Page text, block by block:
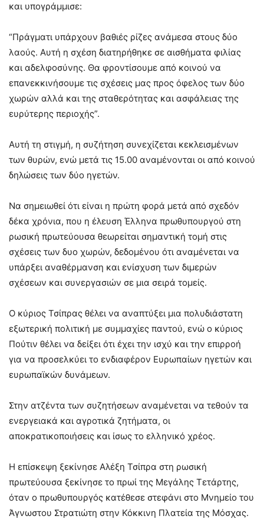
και υπογράμμισε:
“Πράγματι υπάρχουν βαθιές ρίζες ανάμεσα στους δύο
λαούς. Αυτή η σχέση διατηρήθηκε σε αισθήματα φιλίας
και αδελφοσύνης. Θα φροντίσουμε από κοινού να
επανεκκινήσουμε τις σχέσεις μας προς όφελος των δύο
χωρών αλλά και της σταθερότητας και ασφάλειας της
ευρύτερης περιοχής”.
Αυτή τη στιγμή, η συζήτηση συνεχίζεται κεκλεισμένων
των θυρών, ενώ μετά τις 15.00 αναμένονται οι από κοινού
δηλώσεις των δύο ηγετών.
Να σημειωθεί ότι είναι η πρώτη φορά μετά από σχεδόν
δέκα χρόνια, που η έλευση Έλληνα πρωθυπουργού στη
ρωσική πρωτεύουσα θεωρείται σημαντική τομή στις
σχέσεις των δυο χωρών, δεδομένου ότι αναμένεται να
υπάρξει αναθέρμανση και ενίσχυση των διμερών
σχέσεων και συνεργασιών σε μια σειρά τομείς.
Ο κύριος Τσίπρας θέλει να αναπτύξει μια πολυδιάστατη
εξωτερική πολιτική με συμμαχίες παντού, ενώ ο κύριος
Πούτιν θέλει να δείξει ότι έχει την ισχύ και την επιρροή
για να προσελκύει το ενδιαφέρον Ευρωπαίων ηγετών και
ευρωπαϊκών δυνάμεων.
Στην ατζέντα των συζητήσεων αναμένεται να τεθούν τα
ενεργειακά και αγροτικά ζητήματα, οι
αποκρατικοποιήσεις και ίσως το ελληνικό χρέος.
Η επίσκεψη ξεκίνησε Αλέξη Τσίπρα στη ρωσική
πρωτεύουσα ξεκίνησε το πρωί της Μεγάλης Τετάρτης,
όταν ο πρωθυπουργός κατέθεσε στεφάνι στο Μνημείο του
Άγνωστου Στρατιώτη στην Κόκκινη Πλατεία της Μόσχας.